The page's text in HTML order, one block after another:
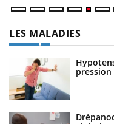
LES MALADIES